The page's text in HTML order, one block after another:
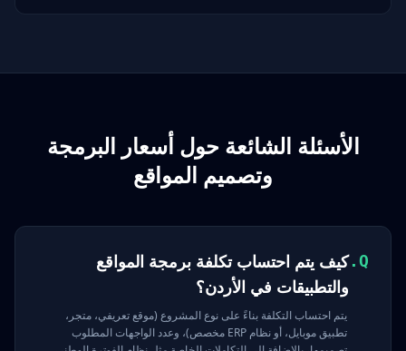
الأسئلة الشائعة حول أسعار البرمجة
وتصميم المواقع
Q. كيف يتم احتساب تكلفة برمجة المواقع
والتطبيقات في الأردن؟
يتم احتساب التكلفة بناءً على نوع المشروع (موقع تعريفي، متجر،
تطبيق موبايل، أو نظام ERP مخصص)، وعدد الواجهات المطلوب